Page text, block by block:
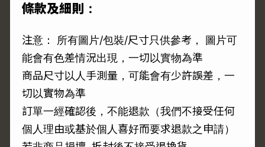
條款及細則：
注意： 所有圖片/包裝/尺寸只供參考， 圖片可
能會有色差情況出現，一切以實物為準
商品尺寸以人手測量，可能會有少許誤差，一
切以實物為準
訂單一經確認後，不能退款（我們不接受任何
個人理由或基於個人喜好而要求退款之申請）